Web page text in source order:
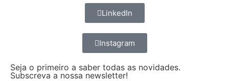
LinkedIn
Instagram
Seja o primeiro a saber todas as novidades.
Subscreva a nossa newsletter!